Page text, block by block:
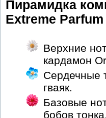
Пирамидка
Extreme Parfum
Верхние
кардамон
Сердечные
гваяк.
Базовые
бобов